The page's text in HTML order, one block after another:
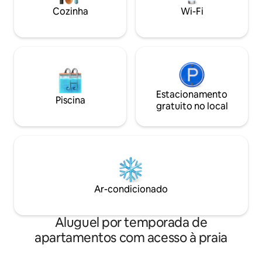
secador de
de lavar
Cozinha Wi-Fi
Piscina
Estacionamento
gratuito no local
Ar-condicionado
Aluguel por temporada de
apartamentos com acesso à praia